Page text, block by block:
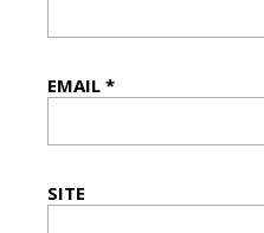
EMAIL *
SITE